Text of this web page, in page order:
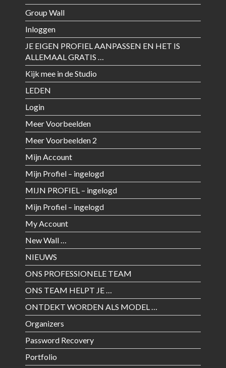
Group Wall
Inloggen
JE EIGEN PROFIEL AANPASSEN EN HET IS
ALLEMAAL GRATIS …
Kijk mee in de Studio
LEDEN
Login
Meer Voorbeelden
Meer Voorbeelden 2
Mijn Account
Mijn Profiel – ingelogd
MIJN PROFIEL – ingelogd
Mijn Profiel – ingelogd
My Account
New Wall …
NIEUWS
ONS PROFESSIONELE TEAM
ONS TEAM HELPT JE …
ONTDEKT WORDEN ALS MODEL …
Organizers
Password Recovery
Portfolio